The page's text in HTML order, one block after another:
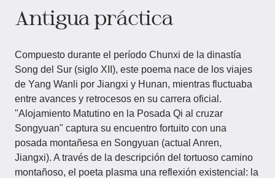
Antigua práctica
Compuesto durante el período Chunxi de la dinastía
Song del Sur (siglo XII), este poema nace de los viajes
de Yang Wanli por Jiangxi y Hunan, mientras fluctuaba
entre avances y retrocesos en su carrera oficial.
"Alojamiento Matutino en la Posada Qi al cruzar
Songyuan" captura su encuentro fortuito con una
posada montañesa en Songyuan (actual Anren,
Jiangxi). A través de la descripción del tortuoso camino
montañoso, el poeta plasma una reflexión existencial: la